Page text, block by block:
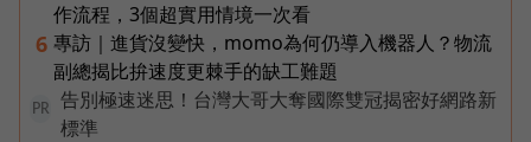
作流程，3個超實用情境一次看
6 專訪｜進貨沒變快，momo為何仍導入機器人？物流
副總揭比拚速度更棘手的缺工難題
PR
告別極速迷思！台灣大哥大奪國際雙冠揭密好網路新
標準